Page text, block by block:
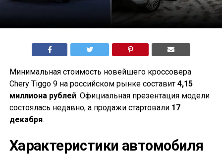
Минимальная стоимость новейшего кроссовера
Chery Tiggo 9 на российском рынке составит 4,15
миллиона рублей. Официальная презентация модели
состоялась недавно, а продажи стартовали 17
декабря.
Характеристики автомобиля